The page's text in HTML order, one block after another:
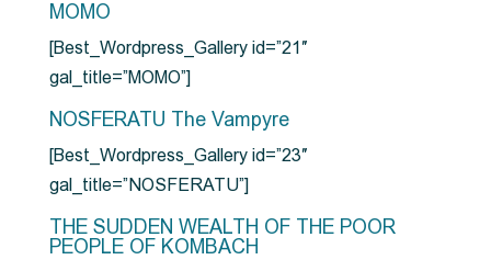
MOMO
[Best_Wordpress_Gallery id=”21″
gal_title=”MOMO”]
NOSFERATU The Vampyre
[Best_Wordpress_Gallery id=”23″
gal_title=”NOSFERATU”]
THE SUDDEN WEALTH OF THE POOR
PEOPLE OF KOMBACH